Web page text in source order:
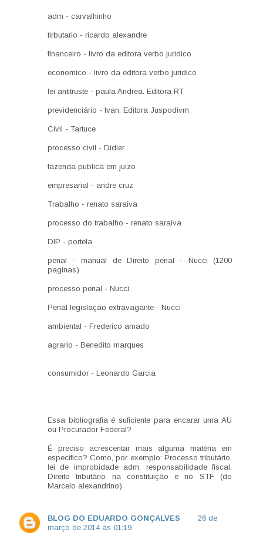
adm - carvalhinho
tirbutario - ricardo alexandre
financeiro - livro da editora verbo juridico
economico - livro da editora verbo juridico
lei antitruste - paula Andrea. Editora RT
previdenciário - Ivan. Editora Juspodivm
Civil - Tartuce
processo civil - Didier
fazenda publica em juizo
empresarial - andre cruz
Trabalho - renato saraiva
processo do trabalho - renato saraiva
DIP - portela
penal - manual de Direito penal - Nucci (1200
paginas)
processo penal - Nucci
Penal legislação extravagante - Nucci
ambiental - Frederico amado
agrario - Benedito marques
consumidor - Leonardo Garcia
Essa bibliografia é suficiente para encarar uma AU
ou Procurador Federal?
É preciso acrescentar mais alguma matéria em
especifico? Como, por exemplo: Processo tributário,
lei de improbidade adm, responsabilidade fiscal,
Direito tributário na constituição e no STF (do
Marcelo alexandrino)
BLOG DO EDUARDO GONÇALVES
26 de
março de 2014 às 01:19